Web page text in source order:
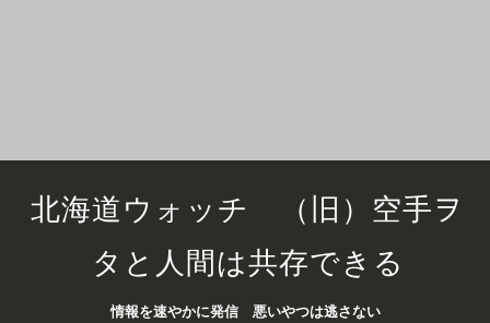
北海道ウォッチ （旧）空手ヲ
タと人間は共存できる
情報を速やかに発信 悪いやつは逃さない